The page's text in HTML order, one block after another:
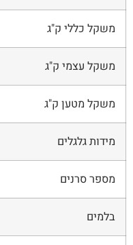
משקל כללי ק"ג
משקל עצמי ק"ג
משקל מטען ק"ג
מידות גלגלים
מספר סרנים
בלמים